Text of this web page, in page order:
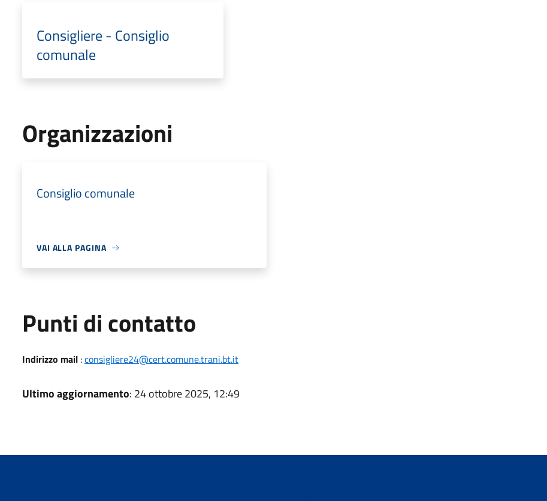
Consigliere - Consiglio
comunale
Organizzazioni
Consiglio comunale
VAI ALLA PAGINA
Punti di contatto
Indirizzo mail:consigliere24@cert.comune.trani.bt.it
Ultimo aggiornamento: 24 ottobre 2025, 12:49